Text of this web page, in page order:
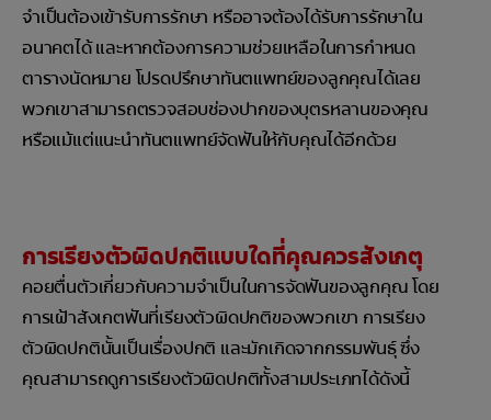
จำเป็นต้องเข้ารับการรักษา หรืออาจต้องได้รับการรักษาใน
อนาคตได้ และหากต้องการความช่วยเหลือในการกำหนด
ตารางนัดหมาย โปรดปรึกษาทันตแพทย์ของลูกคุณได้เลย
พวกเขาสามารถตรวจสอบช่องปากของบุตรหลานของคุณ
หรือแม้แต่แนะนำทันตแพทย์จัดฟันให้กับคุณได้อีกด้วย
การเรียงตัวผิดปกติแบบใดที่คุณควรสังเกตุ
คอยตื่นตัวเกี่ยวกับความจำเป็นในการจัดฟันของลูกคุณ โดย
การเฝ้าสังเกตฟันที่เรียงตัวผิดปกติของพวกเขา การเรียง
ตัวผิดปกตินั้นเป็นเรื่องปกติ และมักเกิดจากกรรมพันธุ์ ซึ่ง
คุณสามารถดูการเรียงตัวผิดปกติทั้งสามประเภทได้ดังนี้